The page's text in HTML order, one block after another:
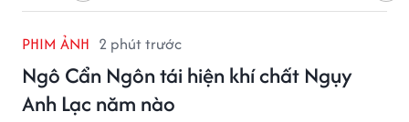
PHIM ẢNH 2 phút trước
Ngô Cẩn Ngôn tái hiện khí chất Ngụy
Anh Lạc năm nào